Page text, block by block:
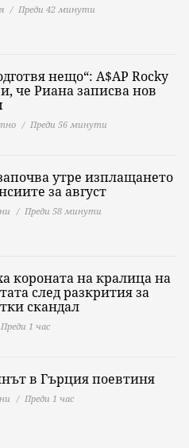
Преди 42 минути
нещо“: A$AP Rocky
че Риана записва нов
Преди 56 минути
утре изплащането
за август
Преди 58 минути
короната на кралица на
след разкрития за
скандал
Преди 1 час
в Гърция поевтиня
Преди 1 час